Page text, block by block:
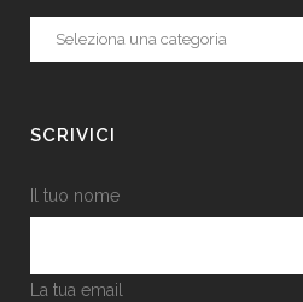
Categorie
SCRIVICI
Il tuo nome
La tua email